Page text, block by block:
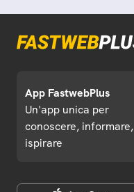
App FastwebPlus
Un'app unica per
conoscere, informare,
ispirare